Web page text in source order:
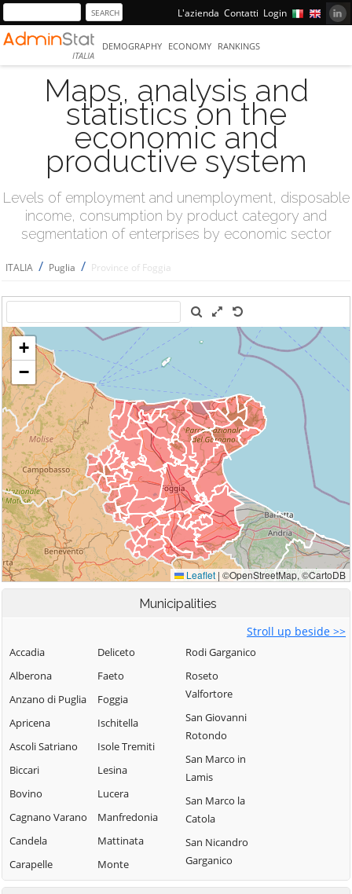
L'azienda Contatti Login
ITALIA
DEMOGRAPHY ECONOMY RANKINGS
Maps, analysis and
statistics on the
economic and
productive system
Levels of employment and unemployment, disposable
income, consumption by product category and
segmentation of enterprises by economic sector
ITALIA / Puglia / Province of Foggia
Municipalities
Stroll up beside >>
Accadia
Alberona
Anzano di Puglia
Apricena
Ascoli Satriano
Biccari
Bovino
Cagnano Varano
Candela
Carapelle
Carlantino
Deliceto
Faeto
Foggia
Ischitella
Isole Tremiti
Lesina
Lucera
Manfredonia
Mattinata
Monte
Sant'Angelo
Rodi Garganico
Roseto
Valfortore
San Giovanni
Rotondo
San Marco in
Lamis
San Marco la
Catola
San Nicandro
Garganico
San Paolo di